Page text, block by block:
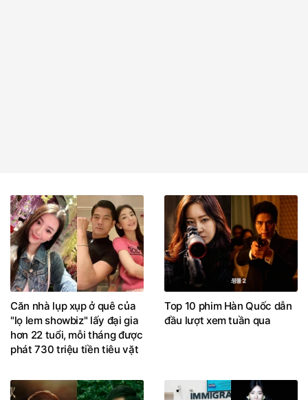
Căn nhà lụp xụp ở quê của
"lọ lem showbiz" lấy đại gia
hơn 22 tuổi, mỗi tháng được
phát 730 triệu tiền tiêu vặt
Top 10 phim Hàn Quốc dẫn
đầu lượt xem tuần qua